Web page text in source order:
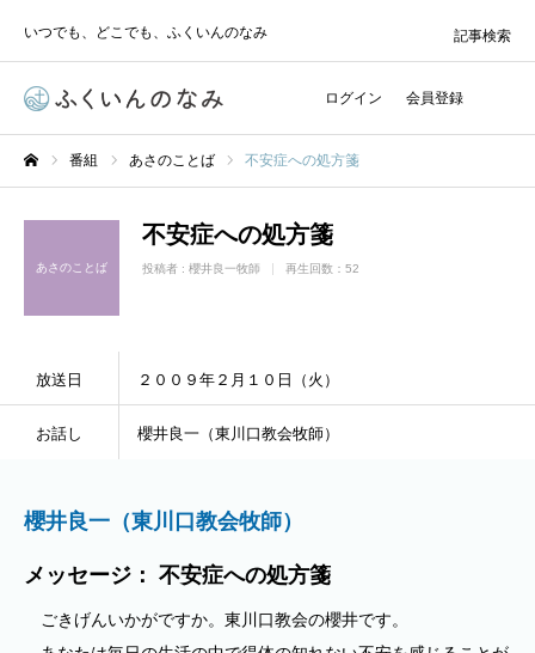
いつでも、どこでも、ふくいんのなみ
ログイン 会員登録
記事検索
番組 あさのことば 不安症への処方箋
あさのことば
不安症への処方箋
投稿者 : 櫻井良一牧師 再生回数：52
放送日 ２００９年２月１０日（火）
お話し 櫻井良一（東川口教会牧師）
櫻井良一（東川口教会牧師）
メッセージ： 不安症への処方箋
ごきげんいかがですか。東川口教会の櫻井です。